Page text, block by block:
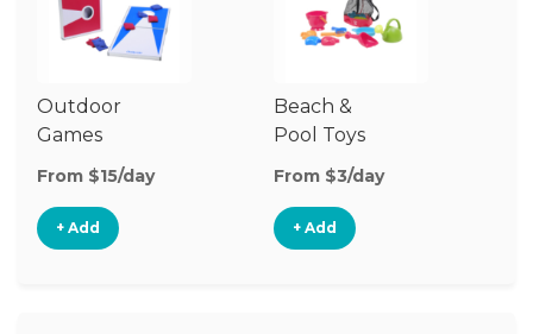
Outdoor
Games
From $15/day
+ Add
Beach &
Pool Toys
From $3/day
+ Add